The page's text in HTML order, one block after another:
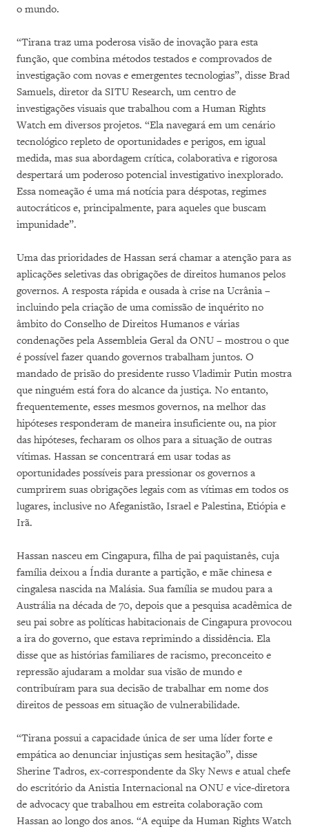
o mundo.
“Tirana traz uma poderosa visão de inovação para esta
função, que combina métodos testados e comprovados de
investigação com novas e emergentes tecnologias”, disse Brad
Samuels, diretor da SITU Research, um centro de
investigações visuais que trabalhou com a Human Rights
Watch em diversos projetos. “Ela navegará em um cenário
tecnológico repleto de oportunidades e perigos, em igual
medida, mas sua abordagem crítica, colaborativa e rigorosa
despertará um poderoso potencial investigativo inexplorado.
Essa nomeação é uma má notícia para déspotas, regimes
autocráticos e, principalmente, para aqueles que buscam
impunidade”.
Uma das prioridades de Hassan será chamar a atenção para as
aplicações seletivas das obrigações de direitos humanos pelos
governos. A resposta rápida e ousada à crise na Ucrânia –
incluindo pela criação de uma comissão de inquérito no
âmbito do Conselho de Direitos Humanos e várias
condenações pela Assembleia Geral da ONU – mostrou o que
é possível fazer quando governos trabalham juntos. O
mandado de prisão do presidente russo Vladimir Putin mostra
que ninguém está fora do alcance da justiça. No entanto,
frequentemente, esses mesmos governos, na melhor das
hipóteses responderam de maneira insuficiente ou, na pior
das hipóteses, fecharam os olhos para a situação de outras
vítimas. Hassan se concentrará em usar todas as
oportunidades possíveis para pressionar os governos a
cumprirem suas obrigações legais com as vítimas em todos os
lugares, inclusive no Afeganistão, Israel e Palestina, Etiópia e
Irã.
Hassan nasceu em Cingapura, filha de pai paquistanês, cuja
família deixou a Índia durante a partição, e mãe chinesa e
cingalesa nascida na Malásia. Sua família se mudou para a
Austrália na década de 70, depois que a pesquisa acadêmica de
seu pai sobre as políticas habitacionais de Cingapura provocou
a ira do governo, que estava reprimindo a dissidência. Ela
disse que as histórias familiares de racismo, preconceito e
repressão ajudaram a moldar sua visão de mundo e
contribuíram para sua decisão de trabalhar em nome dos
direitos de pessoas em situação de vulnerabilidade.
“Tirana possui a capacidade única de ser uma líder forte e
empática ao denunciar injustiças sem hesitação”, disse
Sherine Tadros, ex-correspondente da Sky News e atual chefe
do escritório da Anistia Internacional na ONU e vice-diretora
de advocacy que trabalhou em estreita colaboração com
Hassan ao longo dos anos. “A equipe da Human Rights Watch